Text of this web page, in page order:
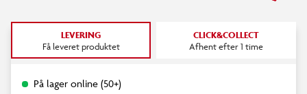
LEVERING
Få leveret produktet
CLICK&COLLECT
Afhent efter 1 time
På lager online (50+)